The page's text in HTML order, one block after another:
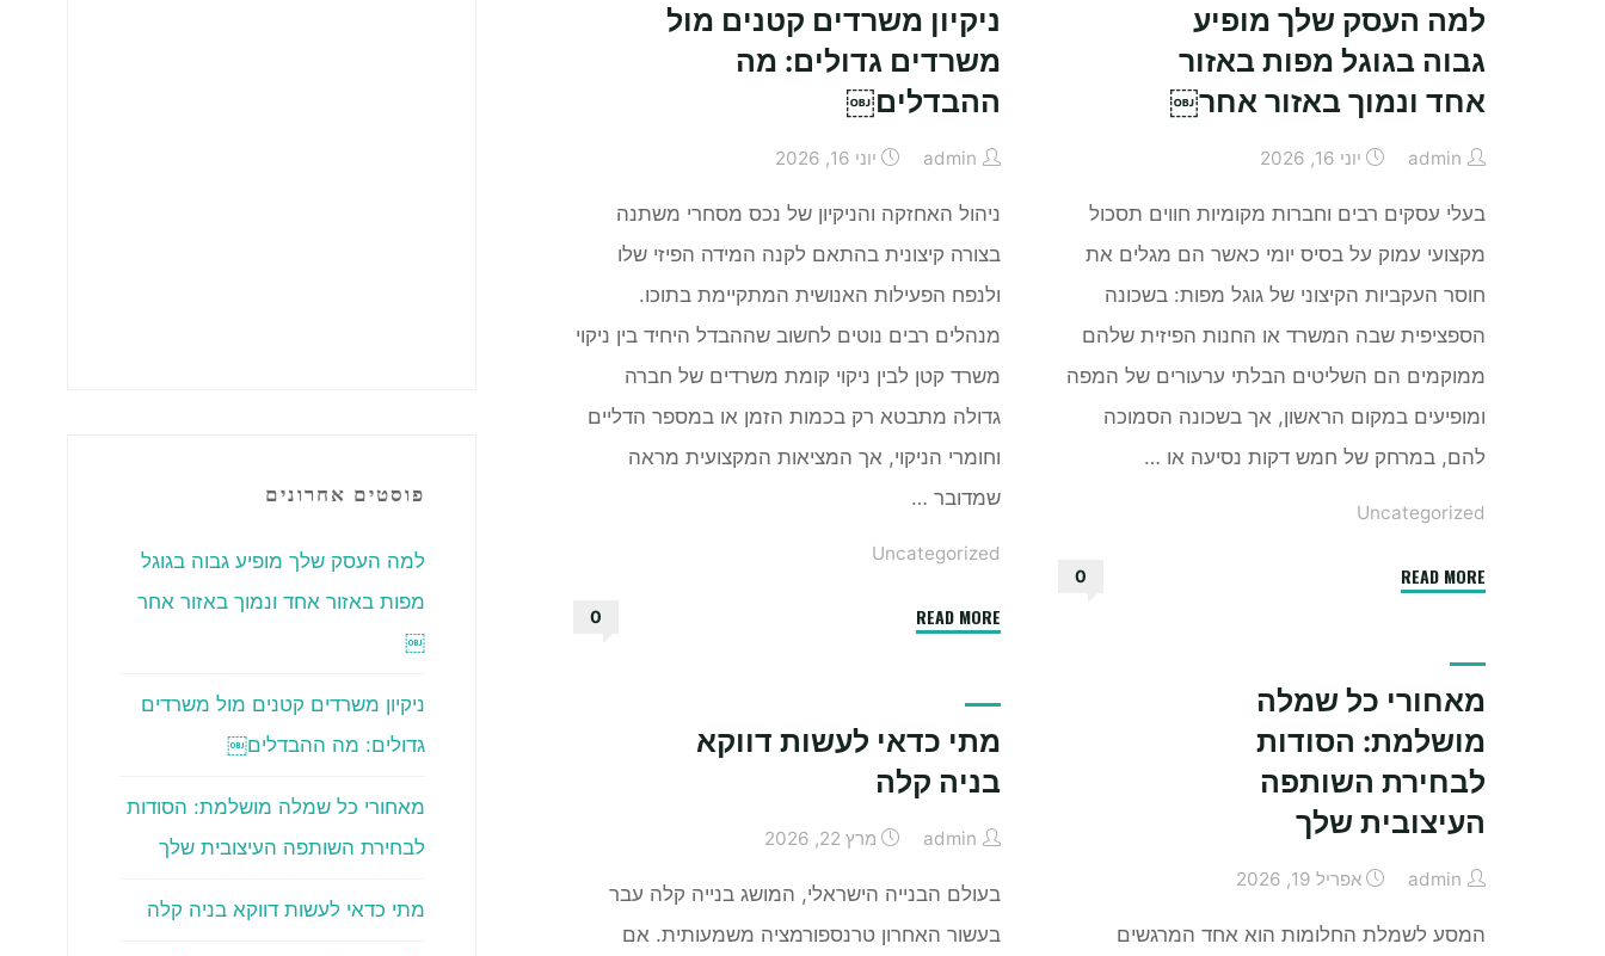
למה העסק שלך מופיע
גבוה בגוגל מפות באזור
אחד ונמוך באזור אחר￼
admin יוני 16, 2026
בעלי עסקים רבים וחברות מקומיות חווים תסכול
מקצועי עמוק על בסיס יומי כאשר הם מגלים את
חוסר העקביות הקיצוני של גוגל מפות: בשכונה
הספציפית שבה המשרד או החנות הפיזית שלהם
ממוקמים הם השליטים הבלתי ערעורים של המפה
ומופיעים במקום הראשון, אך בשכונה הסמוכה
להם, במרחק של חמש דקות נסיעה או …
Uncategorized
READ MORE"למה
גבוה
בגוגל
מפות
אחד
ונמוך
אחר
0
ניקיון משרדים קטנים מול
משרדים גדולים: מה
ההבדלים￼
admin יוני 16, 2026
ניהול האחזקה והניקיון של נכס מסחרי משתנה
בצורה קיצונית בהתאם לקנה המידה הפיזי שלו
ולנפח הפעילות האנושית המתקיימת בתוכו.
מנהלים רבים נוטים לחשוב שההבדל היחיד בין ניקוי
משרד קטן לבין ניקוי קומת משרדים של חברה
גדולה מתבטא רק בכמות הזמן או במספר הדליים
וחומרי הניקוי, אך המציאות המקצועית מראה
שמדובר …
Uncategorized
READ MORE
משרדים
גדולים:
ההבדלים
0
מאחורי כל שמלה
מושלמת: הסודות
לבחירת השותפה
העיצובית שלך
admin אפריל 19, 2026
המסע לשמלת החלומות הוא אחד המרגשים
מתי כדאי לעשות דווקא
בניה קלה
admin מרץ 22, 2026
בעולם הבנייה הישראלי, המושג בנייה קלה עבר
בעשור האחרון טרנספורמציה משמעותית. אם
פוסטים אחרונים
למה העסק שלך מופיע גבוה בגוגל
מפות באזור אחד ונמוך באזור אחר
￼
ניקיון משרדים קטנים מול משרדים
גדולים: מה ההבדלים￼
מאחורי כל שמלה מושלמת: הסודות
לבחירת השותפה העיצובית שלך
מתי כדאי לעשות דווקא בניה קלה